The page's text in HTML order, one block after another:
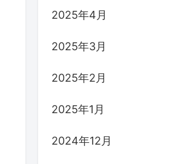
2025年4月
2025年3月
2025年2月
2025年1月
2024年12月